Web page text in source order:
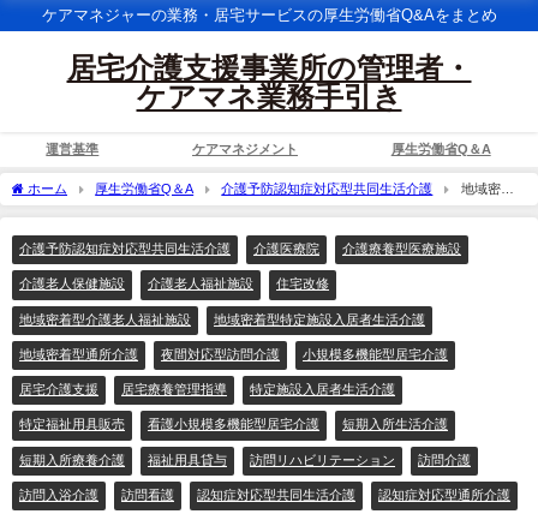
ケアマネジャーの業務・居宅サービスの厚生労働省Q&Aをまとめ
居宅介護支援事業所の管理者・
ケアマネ業務手引き
運営基準 ケアマネジメント 厚生労働省Q＆A
ホーム 厚生労働省Q＆A 介護予防認知症対応型共同生活介護
地域密着
型サービスの市町村独自加算については、介護従事者処遇改善加算の算定における介
介護予防認知症対応型共同生活介護
介護医療院 介護療養型医療施設
介護老人保健施設 介護老人福祉施設 住宅改修
地域密着型介護老人福祉施設 地域密着型特定施設入居者生活介護
地域密着型通所介護 夜間対応型訪問介護 小規模多機能型居宅介護
居宅介護支援 居宅療養管理指導 特定施設入居者生活介護
特定福祉用具販売 看護小規模多機能型居宅介護 短期入所生活介護
短期入所療養介護 福祉用具貸与 訪問リハビリテーション 訪問介護
訪問入浴介護 訪問看護 認知症対応型共同生活介護 認知症対応型通所介護